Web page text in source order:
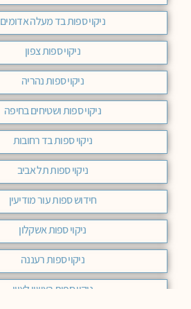
ניקוי ספות בד מעלה אדומים
ניקוי ספות צפון
ניקוי ספות נהריה
ניקוי ספות ושטיחים בחיפה
ניקוי ספות בד רחובות
ניקוי ספות תל אביב
חידוש ספות עור מודיעין
ניקוי ספות אשקלון
ניקוי ספות רעננה
ניקוי ספות ראשון לציון